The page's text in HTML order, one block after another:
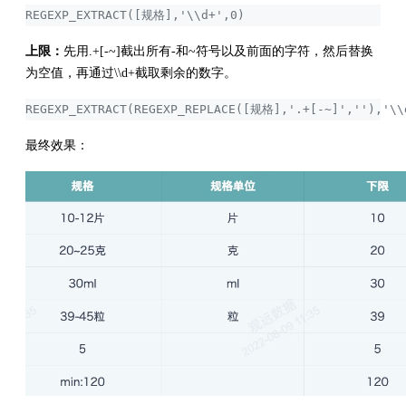
REGEXP_EXTRACT([规格],'\\d+',0)
上限： 先用.+[-~]截出所有-和~符号以及前面的字符，然后替换
为空值，再通过\\d+截取剩余的数字。
REGEXP_EXTRACT(REGEXP_REPLACE([规格],'.+[-
最终效果：